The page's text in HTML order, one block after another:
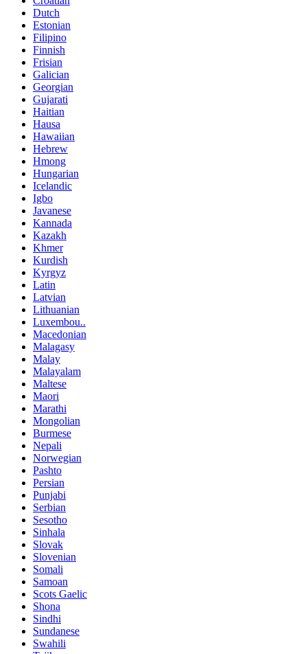
Dutch
Estonian
Filipino
Finnish
Frisian
Galician
Georgian
Gujarati
Haitian
Hausa
Hawaiian
Hebrew
Hmong
Hungarian
Icelandic
Igbo
Javanese
Kannada
Kazakh
Khmer
Kurdish
Kyrgyz
Latin
Latvian
Lithuanian
Luxembou..
Macedonian
Malagasy
Malay
Malayalam
Maltese
Maori
Marathi
Mongolian
Burmese
Nepali
Norwegian
Pashto
Persian
Punjabi
Serbian
Sesotho
Sinhala
Slovak
Slovenian
Somali
Samoan
Scots Gaelic
Shona
Sindhi
Sundanese
Swahili